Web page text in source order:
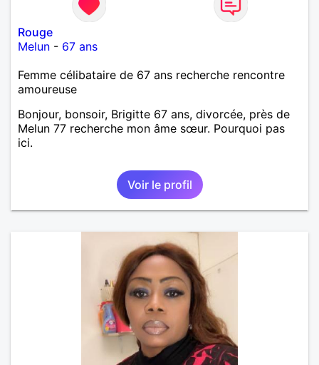
Rouge
Melun - 67 ans
Femme célibataire de 67 ans recherche rencontre
amoureuse
Bonjour, bonsoir, Brigitte 67 ans, divorcée, près de
Melun 77 recherche mon âme sœur. Pourquoi pas
ici.
Voir le profil